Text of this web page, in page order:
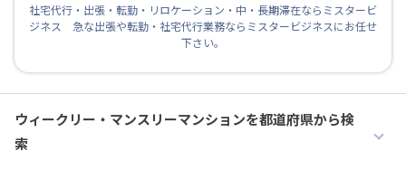
社宅代行・出張・転勤・リロケーション・中・長期滞在ならミスタービ
ジネス 急な出張や転勤・社宅代行業務ならミスタービジネスにお任せ
下さい。
ウィークリー・マンスリーマンションを都道府県から検
索